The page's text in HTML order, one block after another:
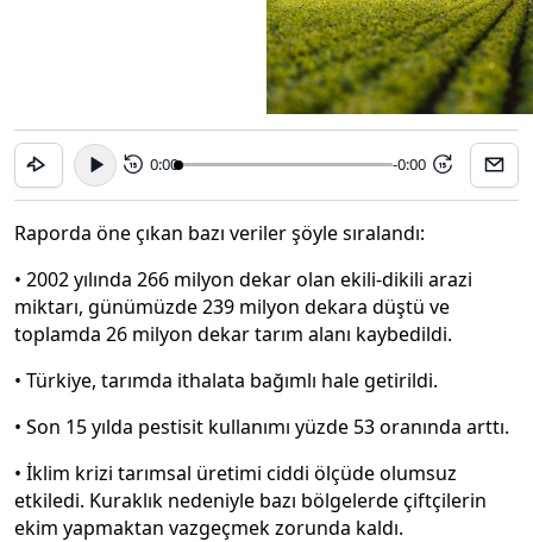
15 0:00 -0:00 15
Raporda öne çıkan bazı veriler şöyle sıralandı:
• 2002 yılında 266 milyon dekar olan ekili-dikili arazi
miktarı, günümüzde 239 milyon dekara düştü ve
toplamda 26 milyon dekar tarım alanı kaybedildi.
• Türkiye, tarımda ithalata bağımlı hale getirildi.
• Son 15 yılda pestisit kullanımı yüzde 53 oranında arttı.
• İklim krizi tarımsal üretimi ciddi ölçüde olumsuz
etkiledi. Kuraklık nedeniyle bazı bölgelerde çiftçilerin
ekim yapmaktan vazgeçmek zorunda kaldı.